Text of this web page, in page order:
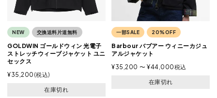
NEW 交換送料片道無料
GOLDWIN ゴールドウィン 光電子
ストレッチウィーブジャケット ユニ
セックス
¥35,200 税込
在庫切れ
一部SALE 20%OFF
Barbour バブアー ウィニーカジュ
アルジャケット
¥35,200 〜 ¥44,000税込
在庫切れ